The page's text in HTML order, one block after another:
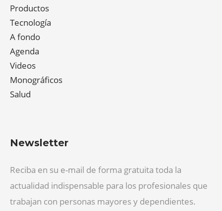
Productos
Tecnología
A fondo
Agenda
Videos
Monográficos
Salud
Newsletter
Reciba en su e-mail de forma gratuita toda la
actualidad indispensable para los profesionales que
trabajan con personas mayores y dependientes.